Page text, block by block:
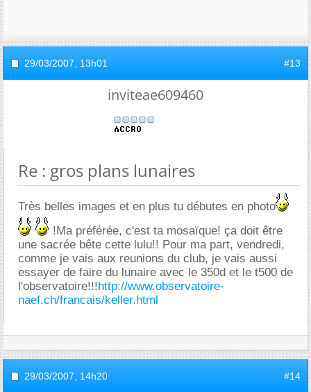
29/03/2007, 13h01 #13
inviteae609460
Re : gros plans lunaires
Très belles images et en plus tu débutes en photo
!Ma préférée, c'est ta mosaïque! ça doit être
une sacrée bête cette lulu!! Pour ma part, vendredi,
comme je vais aux reunions du club, je vais aussi
essayer de faire du lunaire avec le 350d et le t500 de
l'observatoire!!!http://www.observatoire-
naef.ch/francais/keller.html
29/03/2007, 14h20 #14